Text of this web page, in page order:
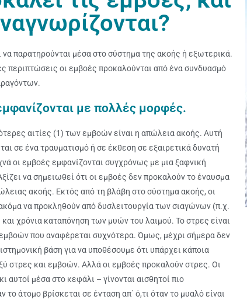
να παρατηρούνται μέσα στο σύστημα της ακοής ή εξωτερικά.
περιπτώσεις οι εμβοές προκαλούνται από ένα συνδυασμό
με πολλές μορφές.
αιτίες (1) των εμβοών είναι η απώλεια ακοής. Αυτή
σε ένα τραυματισμό ή σε έκθεση σε εξαιρετικά δυνατή
οι εμβοές εμφανίζονται συγχρόνως με μια ξαφνική
να σημειωθεί ότι οι εμβοές δεν προκαλούν το έναυσμα
ακοής. Εκτός από τη βλάβη στο σύστημα ακοής, οι
να προκληθούν από δυσλειτουργία των σιαγώνων (π.χ.
χρόνια καταπόνηση των μυών του λαιμού. Το στρες είναι
εμβοών που αναφέρεται συχνότερα. Όμως, μέχρι σήμερα δεν
βάση για να υποθέσουμε ότι υπάρχει κάποια
στρες και εμβοών. Αλλά οι εμβοές προκαλούν στρες. Οι
αυτοί μέσα στο κεφάλι – γίνονται αισθητοί πιο
το άτομο βρίσκεται σε ένταση απ΄ ό,τι όταν το μυαλό είναι